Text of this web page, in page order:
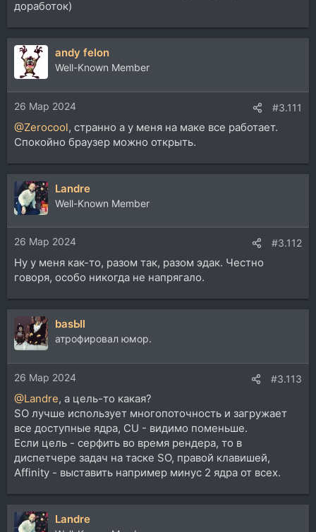
доработок)
andy felon
Well-Known Member
26 Мар 2024 #3.111
@Zerocool, странно а у меня на маке все работает.
Спокойно браузер можно открыть.
Landre
Well-Known Member
26 Мар 2024 #3.112
Ну у меня как-то, разом так, разом эдак. Честно
говоря, особо никогда не напрягало.
basЫl
атрофировал юмор.
26 Мар 2024 #3.113
@Landre, а цель-то какая?
SO лучше использует многопоточность и загружает
все доступные ядра, CU - видимо поменьше.
Если цель - серфить во время рендера, то в
диспетчере задач на таске SO, правой клавишей,
Affinity - выставить например минус 2 ядра от всех.
Landre